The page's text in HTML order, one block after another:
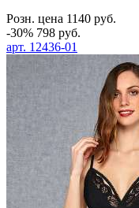
Розн. цена 1140 руб.
-30% 798 руб.
арт. 12436-01